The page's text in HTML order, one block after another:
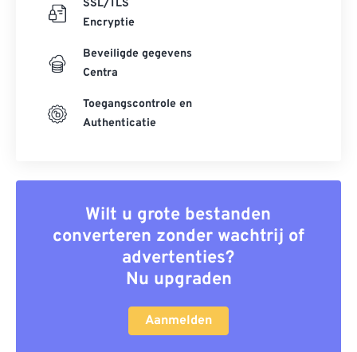
SSL/TLS
Encryptie
Beveiligde gegevens
Centra
Toegangscontrole en
Authenticatie
Wilt u grote bestanden
converteren zonder wachtrij of
advertenties?
Nu upgraden
Aanmelden